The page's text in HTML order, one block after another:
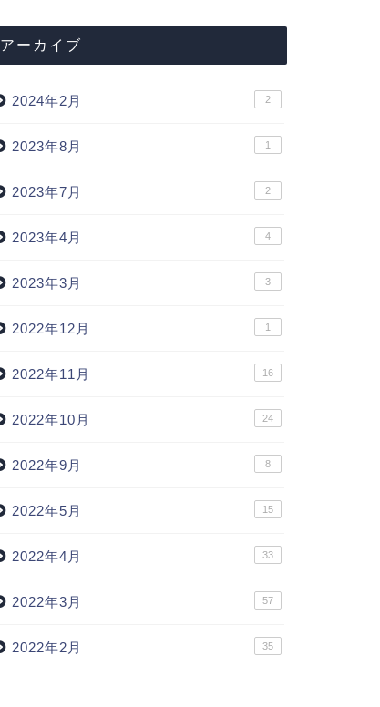
アーカイブ
2024年2月 2
2023年8月 1
2023年7月 2
2023年4月 4
2023年3月 3
2022年12月 1
2022年11月 16
2022年10月 24
2022年9月 8
2022年5月 15
2022年4月 33
2022年3月 57
2022年2月 35